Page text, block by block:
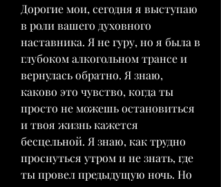
Дорогие мои, сегодня я выступаю
в роли вашего духовного
наставника. Я не гуру, но я была в
глубоком алкогольном трансе и
вернулась обратно. Я знаю,
каково это чувство, когда ты
просто не можешь остановиться
и твоя жизнь кажется
бесцельной. Я знаю, как трудно
проснуться утром и не знать, где
ты провел предыдущую ночь. Но